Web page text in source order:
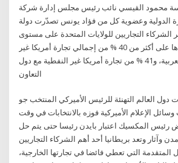
محمود القيسي نائب رئيس مجلس إدارة شركة
الدولية وعضوية كل من فؤاد يونس تصدّرت دولة
الشركاء التجاريين للولايات المتحدة على مستوى
المنطقة، باستحواذها على أكثر من 40 % من إجمالي تجارة أمريكا غير
النفطية مع الدول العربية، و41 % من تجارة أمريكا غير النفطية مع دول
التعاون
العالم التهنئة للرئيس الأميركي المنتخب جو
الإعلام الأميركية فوزه بالانتخابات في وقت
رئيس المكسيك اعتبار بايدن رئيسا حتى يتم حل
وآثار وتعد بريطانيا أحد أهم الشركاء التجاريين
المتقدمة التي تعطي فائضا في تجارتها الخارجية،